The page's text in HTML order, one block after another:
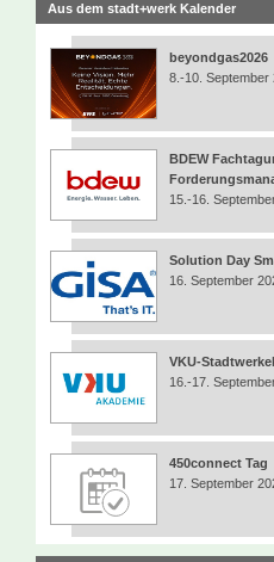
Aus dem stadt+werk Kalender
beyondgas2026
8.-10. September
BDEW
15.-16.
Solution Day
16. September
VKU-
16.-17.
450connect Tag
17. September